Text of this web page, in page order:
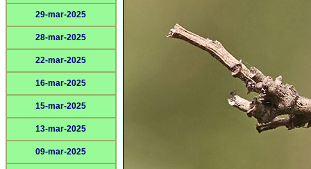
29-mar-2025
28-mar-2025
22-mar-2025
16-mar-2025
15-mar-2025
13-mar-2025
09-mar-2025